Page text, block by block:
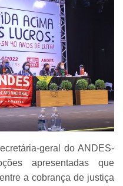
geral do ANDES-
apresentadas que
a cobrança de justiça